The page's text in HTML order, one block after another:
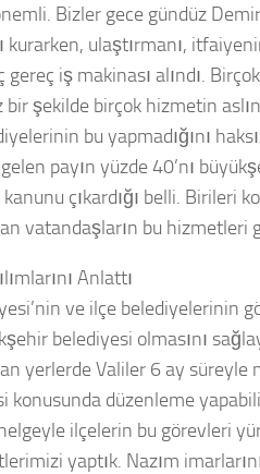
Bizler gece gündüz
kurarken, ulaştırmanı,
gereç iş makinası alındı.
bir şekilde birçok hizmetin
bu yapmadığını
payın yüzde 40’nı
çıkardığı belli. Birileri
vatandaşların bu hizmetleri
Anlattı
ve ilçe belediyelerinin
belediyesi olmasını
yerlerde Valiler 6 ay
konusunda düzenleme
ilçelerin bu görevleri
yaptık. Nazım